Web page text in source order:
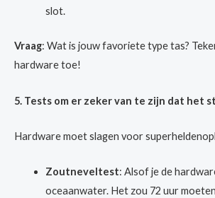
slot.
Vraag: Wat is jouw favoriete type tas?
hardware toe!
5. Tests om er zeker van te zijn dat het
Hardware moet slagen voor
Zoutneveltest: Alsof je de
oceaanwater. Het zou 72 uur